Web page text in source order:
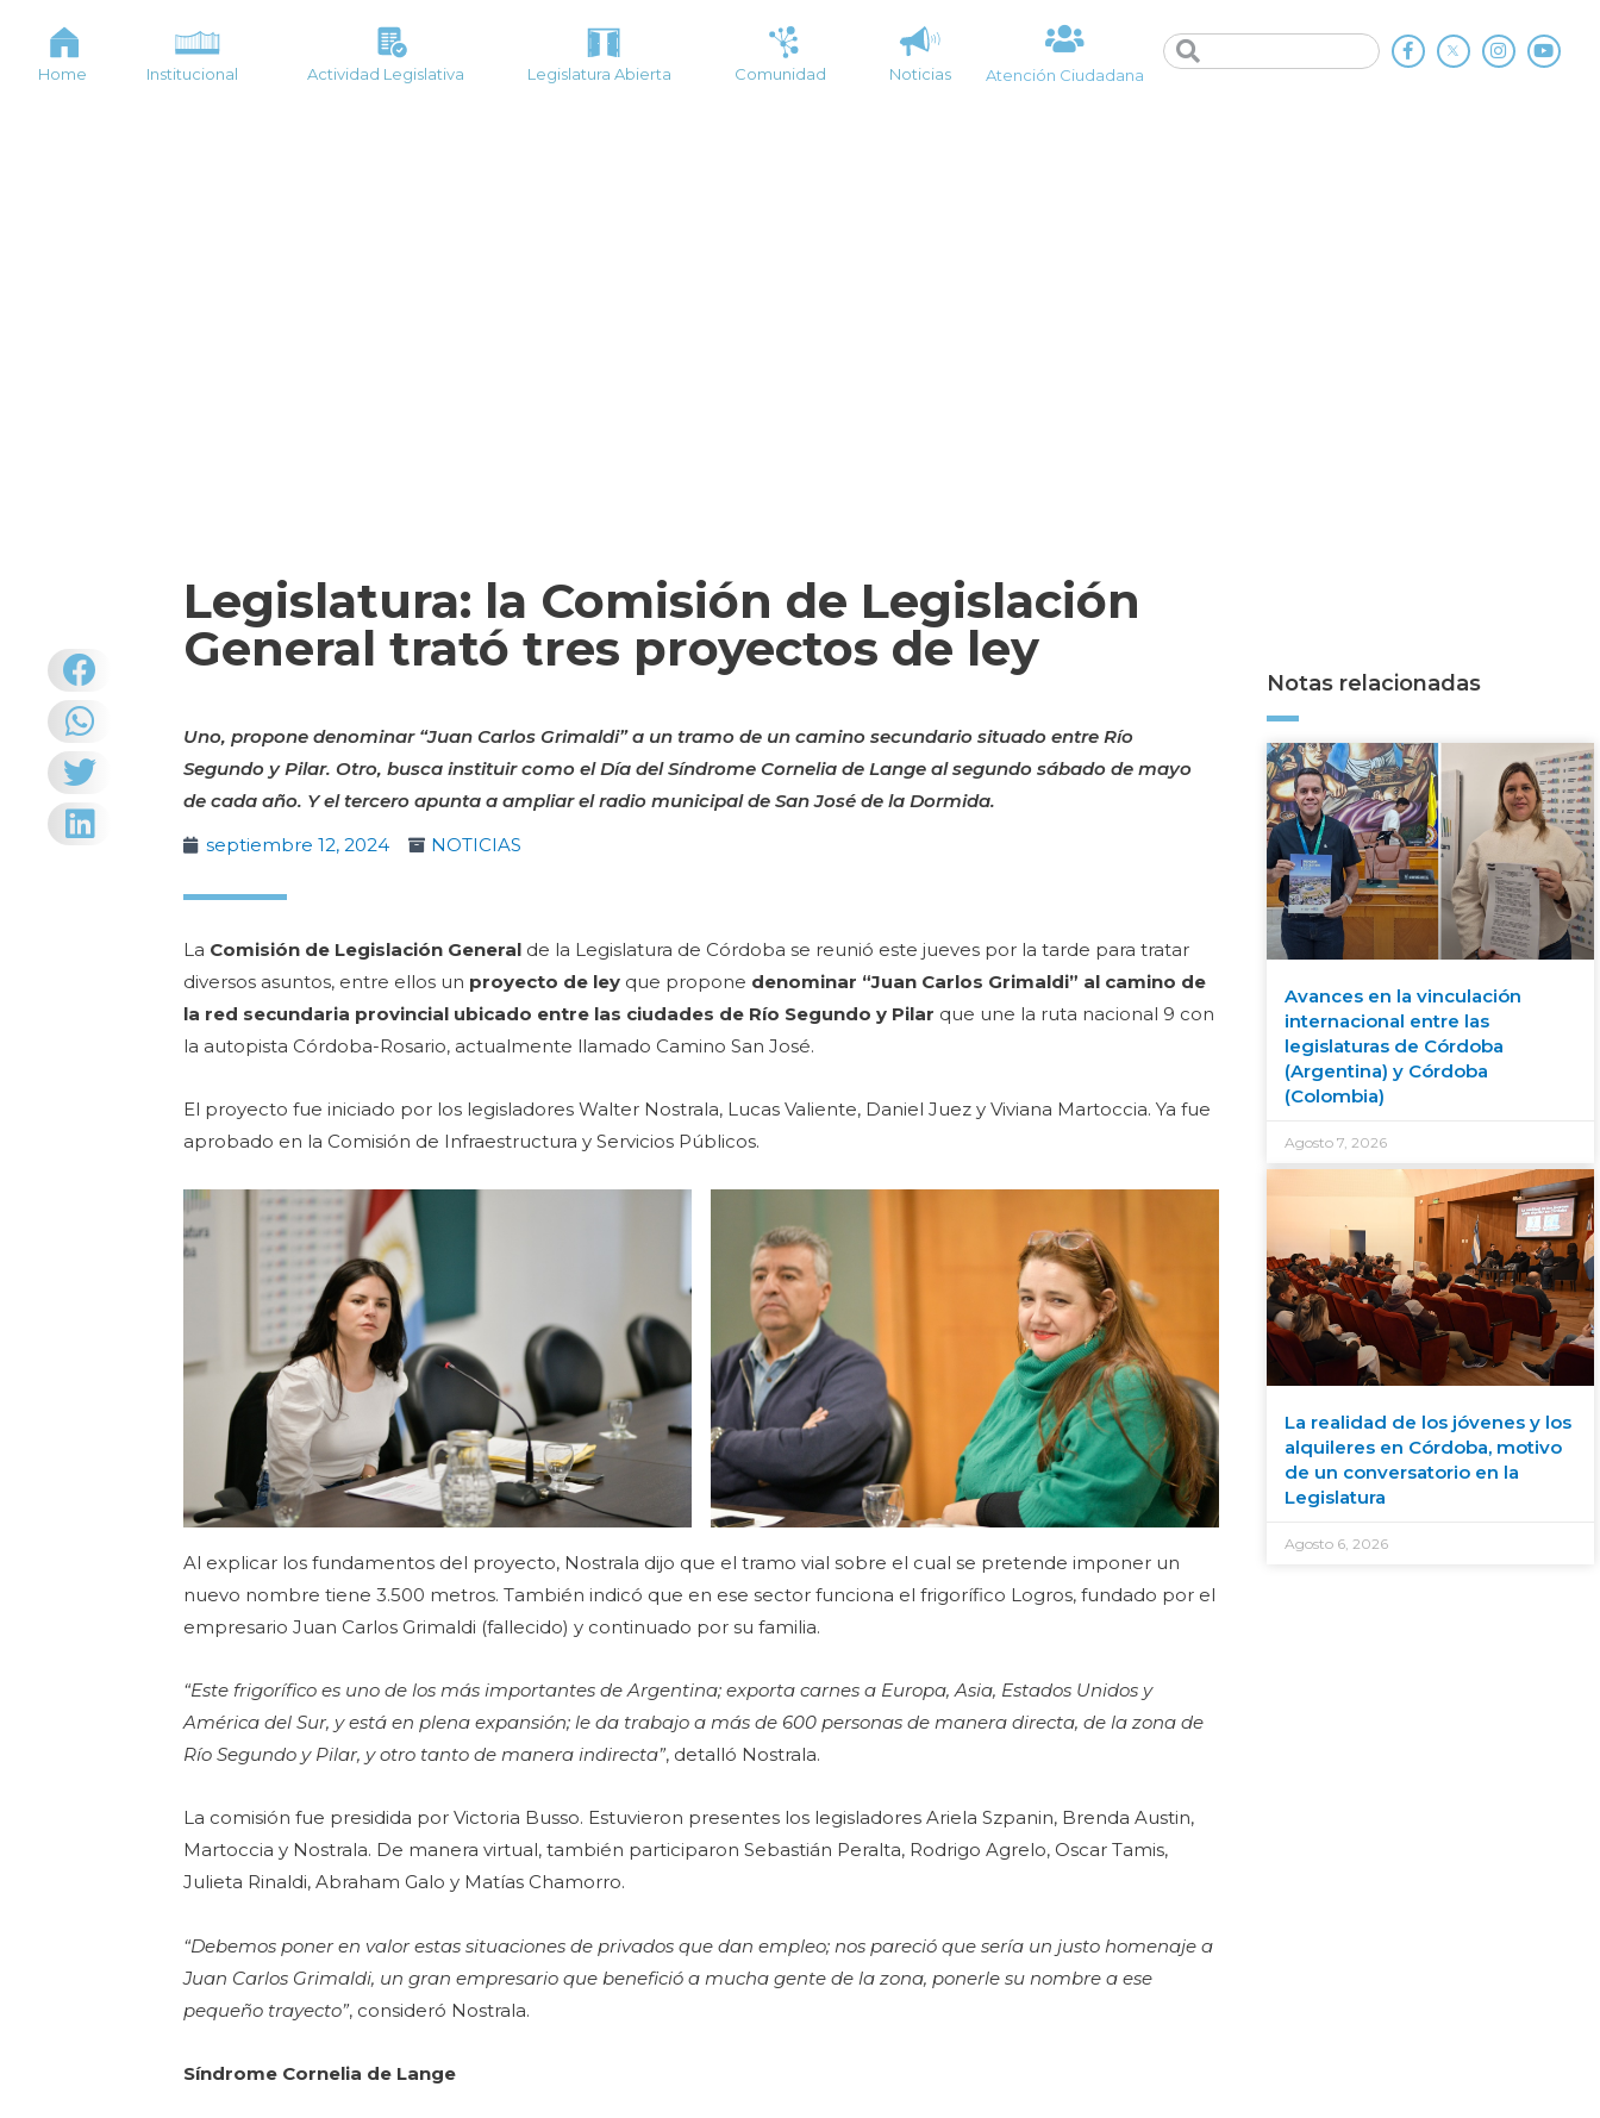
Home Institucional Actividad Legislativa Legislatura Abierta Comunidad Noticias Atención Ciudadana
Legislatura: la Comisión de Legislación
General trató tres proyectos de ley
Uno, propone denominar “Juan Carlos Grimaldi” a un tramo de un camino secundario situado entre Río
Segundo y Pilar. Otro, busca instituir como el Día del Síndrome Cornelia de Lange al segundo sábado de mayo
de cada año. Y el tercero apunta a ampliar el radio municipal de San José de la Dormida.
septiembre 12, 2024
NOTICIAS
La Comisión de Legislación General de la Legislatura de Córdoba se reunió este jueves por la tarde para tratar
diversos asuntos, entre ellos un proyecto de ley que propone denominar “Juan Carlos Grimaldi” al camino de
la red secundaria provincial ubicado entre las ciudades de Río Segundo y Pilar que une la ruta nacional 9 con
la autopista Córdoba-Rosario, actualmente llamado Camino San José.
El proyecto fue iniciado por los legisladores Walter Nostrala, Lucas Valiente, Daniel Juez y Viviana Martoccia. Ya fue
aprobado en la Comisión de Infraestructura y Servicios Públicos.
Al explicar los fundamentos del proyecto, Nostrala dijo que el tramo vial sobre el cual se pretende imponer un
nuevo nombre tiene 3.500 metros. También indicó que en ese sector funciona el frigorífico Logros, fundado por el
empresario Juan Carlos Grimaldi (fallecido) y continuado por su familia.
“Este frigorífico es uno de los más importantes de Argentina; exporta carnes a Europa, Asia, Estados Unidos y
América del Sur, y está en plena expansión; le da trabajo a más de 600 personas de manera directa, de la zona de
Río Segundo y Pilar, y otro tanto de manera indirecta”, detalló Nostrala.
La comisión fue presidida por Victoria Busso. Estuvieron presentes los legisladores Ariela Szpanin, Brenda Austin,
Martoccia y Nostrala. De manera virtual, también participaron Sebastián Peralta, Rodrigo Agrelo, Oscar Tamis,
Julieta Rinaldi, Abraham Galo y Matías Chamorro.
“Debemos poner en valor estas situaciones de privados que dan empleo; nos pareció que sería un justo homenaje a
Juan Carlos Grimaldi, un gran empresario que benefició a mucha gente de la zona, ponerle su nombre a ese
pequeño trayecto”, consideró Nostrala.
Síndrome Cornelia de Lange
Notas relacionadas
Avances en la vinculación
internacional entre las
legislaturas de Córdoba
(Argentina) y Córdoba
(Colombia)
Agosto 7, 2026
La realidad de los jóvenes y los
alquileres en Córdoba, motivo
de un conversatorio en la
Legislatura
Agosto 6, 2026